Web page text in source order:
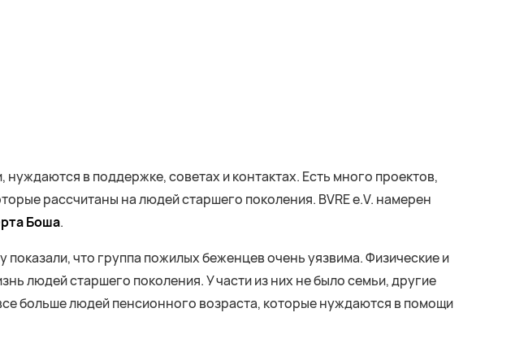
в поддержке, советах и контактах. Есть много проектов,
рассчитаны на людей старшего поколения. BVRE e.V. намерен
Боша.
что группа пожилых беженцев очень уязвима. Физические и
людей старшего поколения. У части из них не было семьи, другие
больше людей пенсионного возраста, которые нуждаются в помощи